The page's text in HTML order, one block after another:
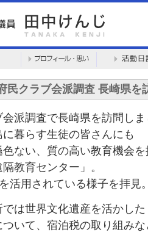
民クラブ会派調査 長崎県を
会派調査で長崎県を訪問し
暮らす生徒の皆さんにも
ない、質の高い教育機会
隔教育センター」。
活用されている様子を拝見
は世界文化遺産を活かした
いて、宿泊税の取り組みな